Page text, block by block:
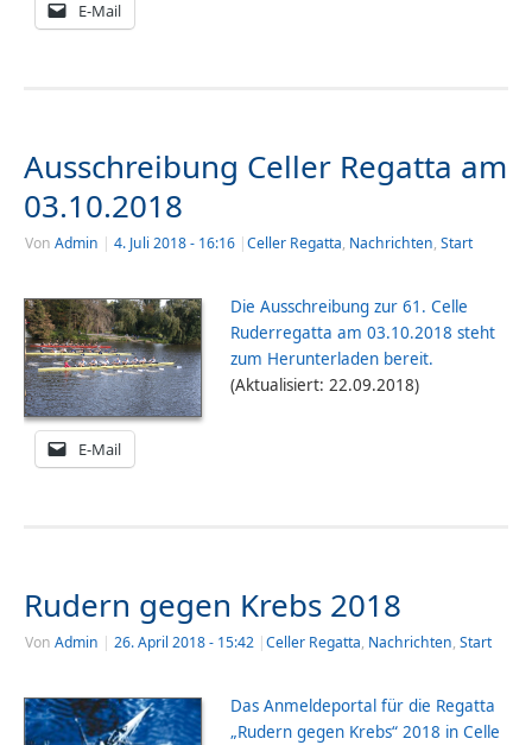
E-Mail
Ausschreibung Celler Regatta am
03.10.2018
VonAdmin | 4. Juli 2018- 16:16 |Celler Regatta, Nachrichten,Start
Die Ausschreibung zur 61. Celle
Ruderregatta am 03.10.2018 steht
zum Herunterladen bereit.
(Aktualisiert: 22.09.2018)
E-Mail
Rudern gegen Krebs 2018
VonAdmin | 26. April 2018- 15:42 |Celler Regatta, Nachrichten,Start
Das Anmeldeportal für die Regatta
„Rudern gegen Krebs“ 2018 in Celle